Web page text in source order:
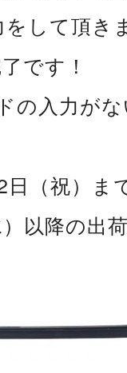
して頂き
です！
の入力が
（祝）ま
以降の出